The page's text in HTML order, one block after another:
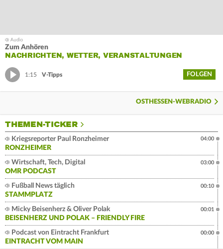
Zum Anhören
NACHRICHTEN, WETTER, VERANSTALTUNGEN
1:15 V-Tipps FOLGEN
OSTHESSEN-WEBRADIO
THEMEN-TICKER
Kriegsreporter Paul Ronzheimer
RONZHEIMER
04:00
Wirtschaft, Tech, Digital
OMR PODCAST
03:00
Fußball News täglich
STAMMPLATZ
00:10
Micky Beisenherz & Oliver Polak
BEISENHERZ UND POLAK – FRIENDLY FIRE
00:01
Podcast von Eintracht Frankfurt
EINTRACHT VOM MAIN
00:00